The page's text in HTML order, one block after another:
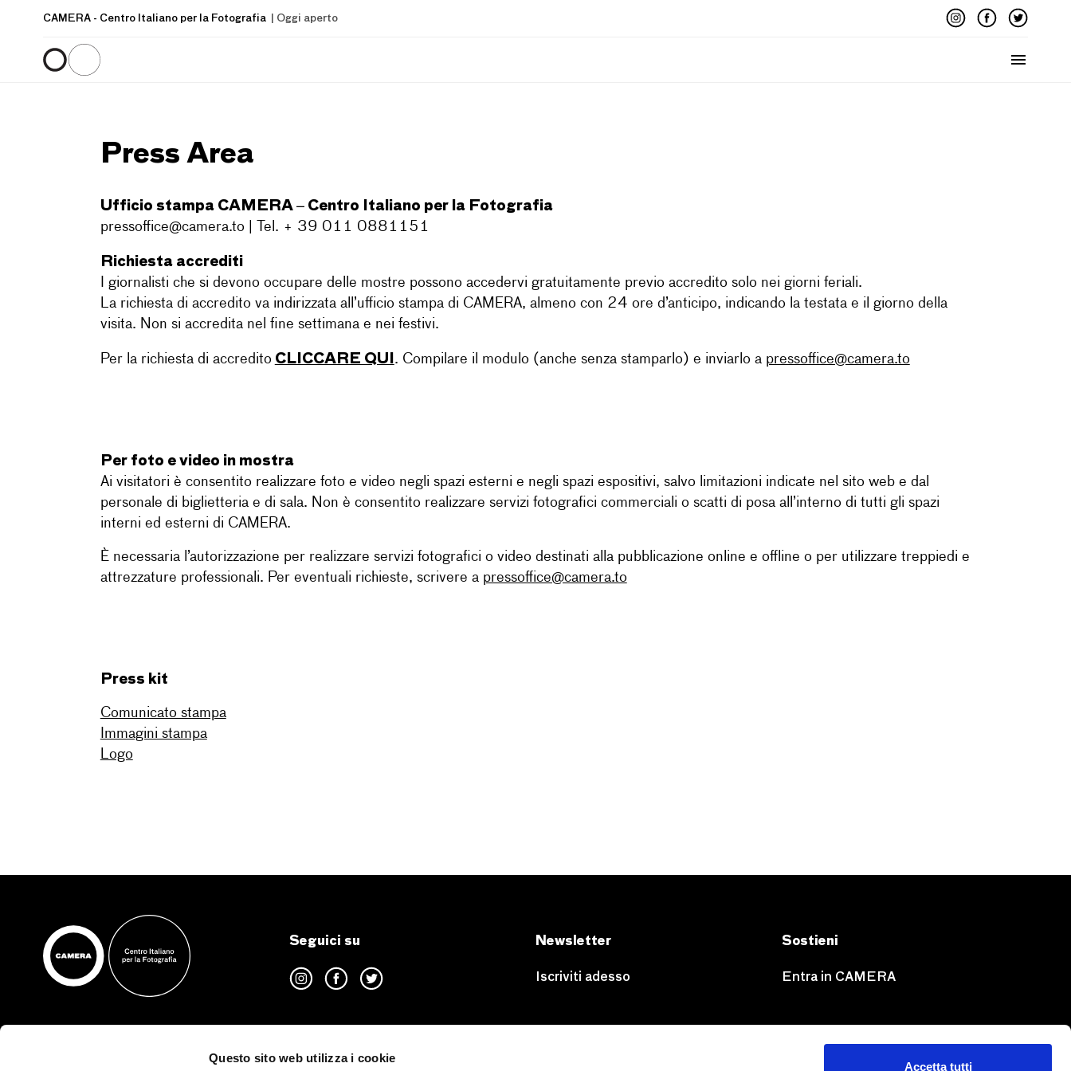
Questo sito web utilizza i cookie
Accetta tutti
CAMERA - Centro Italiano per la Fotografia | Oggi aperto
Menu
Press Area
Ufficio stampa CAMERA – Centro Italiano per la Fotografia
pressoffice@camera.to | Tel. + 39 011 0881151
Richiesta accrediti
I giornalisti che si devono occupare delle mostre possono accedervi gratuitamente previo accredito solo nei giorni feriali.
La richiesta di accredito va indirizzata all’ufficio stampa di CAMERA, almeno con 24 ore d’anticipo, indicando la testata e il giorno della
visita. Non si accredita nel fine settimana e nei festivi.
Per la richiesta di accredito CLICCARE QUI. Compilare il modulo (anche senza stamparlo) e inviarlo a pressoffice@camera.to
Per foto e video in mostra
Ai visitatori è consentito realizzare foto e video negli spazi esterni e negli spazi espositivi, salvo limitazioni indicate nel sito web e dal
personale di biglietteria e di sala. Non è consentito realizzare servizi fotografici commerciali o scatti di posa all’interno di tutti gli spazi
interni ed esterni di CAMERA.
È necessaria l’autorizzazione per realizzare servizi fotografici o video destinati alla pubblicazione online e offline o per utilizzare treppiedi e
attrezzature professionali. Per eventuali richieste, scrivere a pressoffice@camera.to
Press kit
Comunicato stampa
Immagini stampa
Logo
Seguici su Newsletter
Iscriviti adesso
Sostieni
Entra in CAMERA